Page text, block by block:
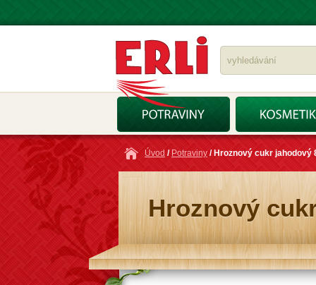
Úvod / Potraviny / Hroznový cukr jahodový
Hroznový